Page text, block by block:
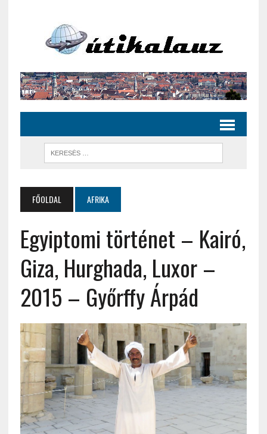
FŐOLDAL AFRIKA
Egyiptomi történet – Kairó,
Giza, Hurghada, Luxor –
2015 – Győrffy Árpád